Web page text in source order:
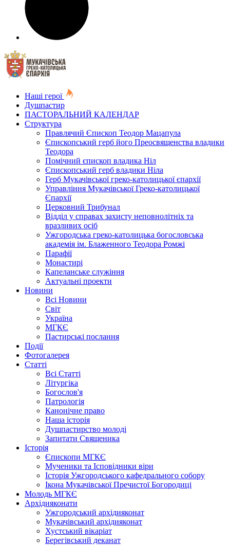
Наші герої
Душпастир
ПАСТОРАЛЬНИЙ КАЛЕНДАР
Структура
Правлячий Єпископ Теодор Мацапула
Єпископський герб його Преосвященства владики
Теодора
Помічний єпископ владика Ніл
Єпископський герб владики Ніла
Герб Мукачівської греко-католицької єпархії
Управління Мукачівської Греко-католицької
Єпархії
Церковний Трибунал
Відділ у справах захисту неповнолітніх та
вразливих осіб
Ужгородська греко-католицька богословська
академія ім. Блаженного Теодора Ромжі
Парафії
Монастирі
Капеланське служіння
Актуальні проекти
Новини
Всі Новини
Світ
Україна
МГКЄ
Пастирські послання
Події
Фотогалерея
Статті
Всі Статті
Літургіка
Богослов'я
Патрологія
Канонічне право
Наша історія
Душпастирство молоді
Запитати Священика
Історія
Єпископи МГКЄ
Мученики та Ісповідники віри
Історія Ужгородського кафедрального собору
Ікона Мукачівської Пречистої Богородиці
Молодь МГКЄ
Архідияконати
Ужгородський архідияконат
Мукачівський архідияконат
Хустський вікаріат
Берегівський деканат